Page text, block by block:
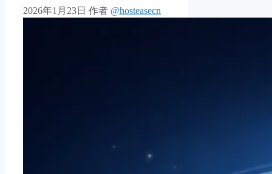
2026年1月23日 作者 @hosteasecn